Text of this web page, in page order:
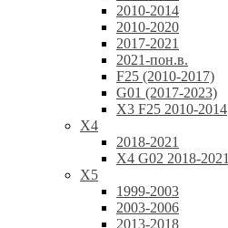
2010-2014
2010-2020
2017-2021
2021-пон.в.
F25 (2010-2017)
G01 (2017-2023)
X3 F25 2010-2014
X4
2018-2021
X4 G02 2018-2021
X5
1999-2003
2003-2006
2013-2018